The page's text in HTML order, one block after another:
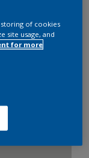
storing of cookies
site usage, and
for more